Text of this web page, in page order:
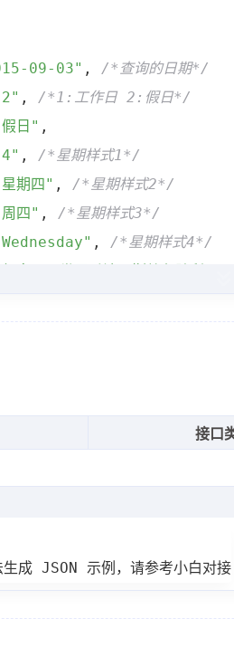
09-03" ,
/*查询的日期*/
,
/*1:工作日 2:假日*/
日" ,
,
/*星期样式1*/
期四" ,
/*星期样式2*/
四" ,
/*星期样式3*/
,
/*星期样式4*/
接口
生成 JSON 示例，请参考小白对接